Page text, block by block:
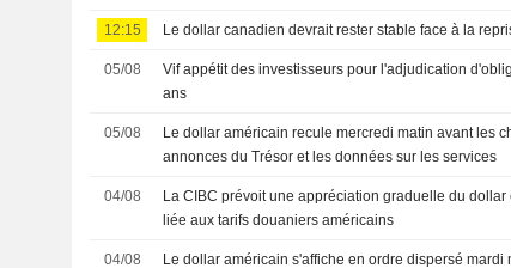
12:15 Le dollar canadien devrait rester stable face à la
05/08
Vif appétit des investisseurs pour l'adjudication
ans
05/08
Le dollar américain recule mercredi matin avant les
annonces du Trésor et les données sur les services
04/08
La CIBC prévoit une appréciation graduelle du
liée aux tarifs douaniers américains
04/08
Le dollar américain s'affiche en ordre dispersé mardi